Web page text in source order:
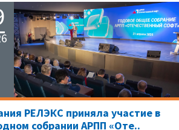
РЕЛЭКС приняла участие в
собрании АРПП «Оте..